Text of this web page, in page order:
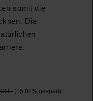
somit die
Die
(15.08% gespart)